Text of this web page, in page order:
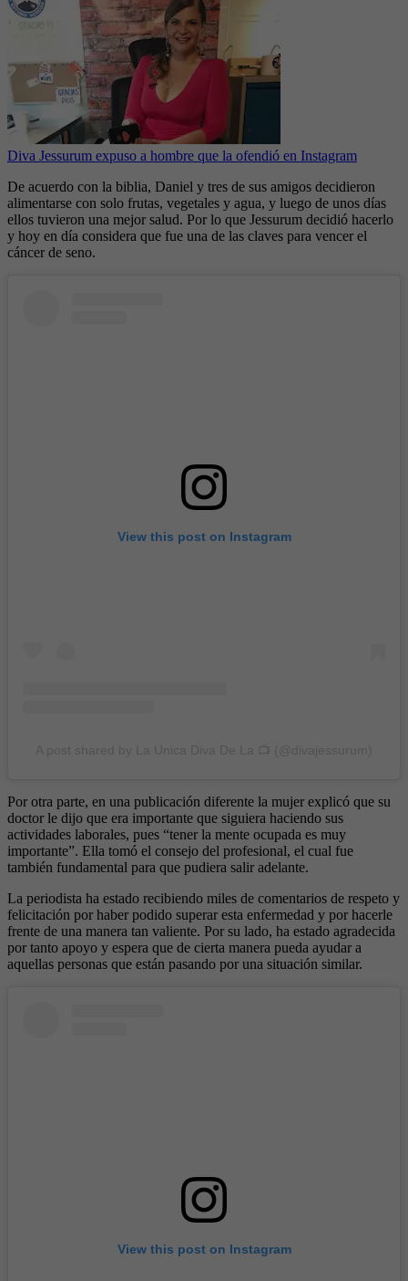
Diva Jessurum expuso a hombre que la ofendió en Instagram
De acuerdo con la biblia, Daniel y tres de sus amigos decidieron
alimentarse con solo frutas, vegetales y agua, y luego de unos días
ellos tuvieron una mejor salud. Por lo que Jessurum decidió hacerlo
y hoy en día considera que fue una de las claves para vencer el
cáncer de seno.
View this post on Instagram
Por otra parte, en una publicación diferente la mujer explicó que su
doctor le dijo que era importante que siguiera haciendo sus
actividades laborales, pues “tener la mente ocupada es muy
importante”. Ella tomó el consejo del profesional, el cual fue
también fundamental para que pudiera salir adelante.
La periodista ha estado recibiendo miles de comentarios de respeto y
felicitación por haber podido superar esta enfermedad y por hacerle
frente de una manera tan valiente. Por su lado, ha estado agradecida
por tanto apoyo y espera que de cierta manera pueda ayudar a
aquellas personas que están pasando por una situación similar.
View this post on Instagram